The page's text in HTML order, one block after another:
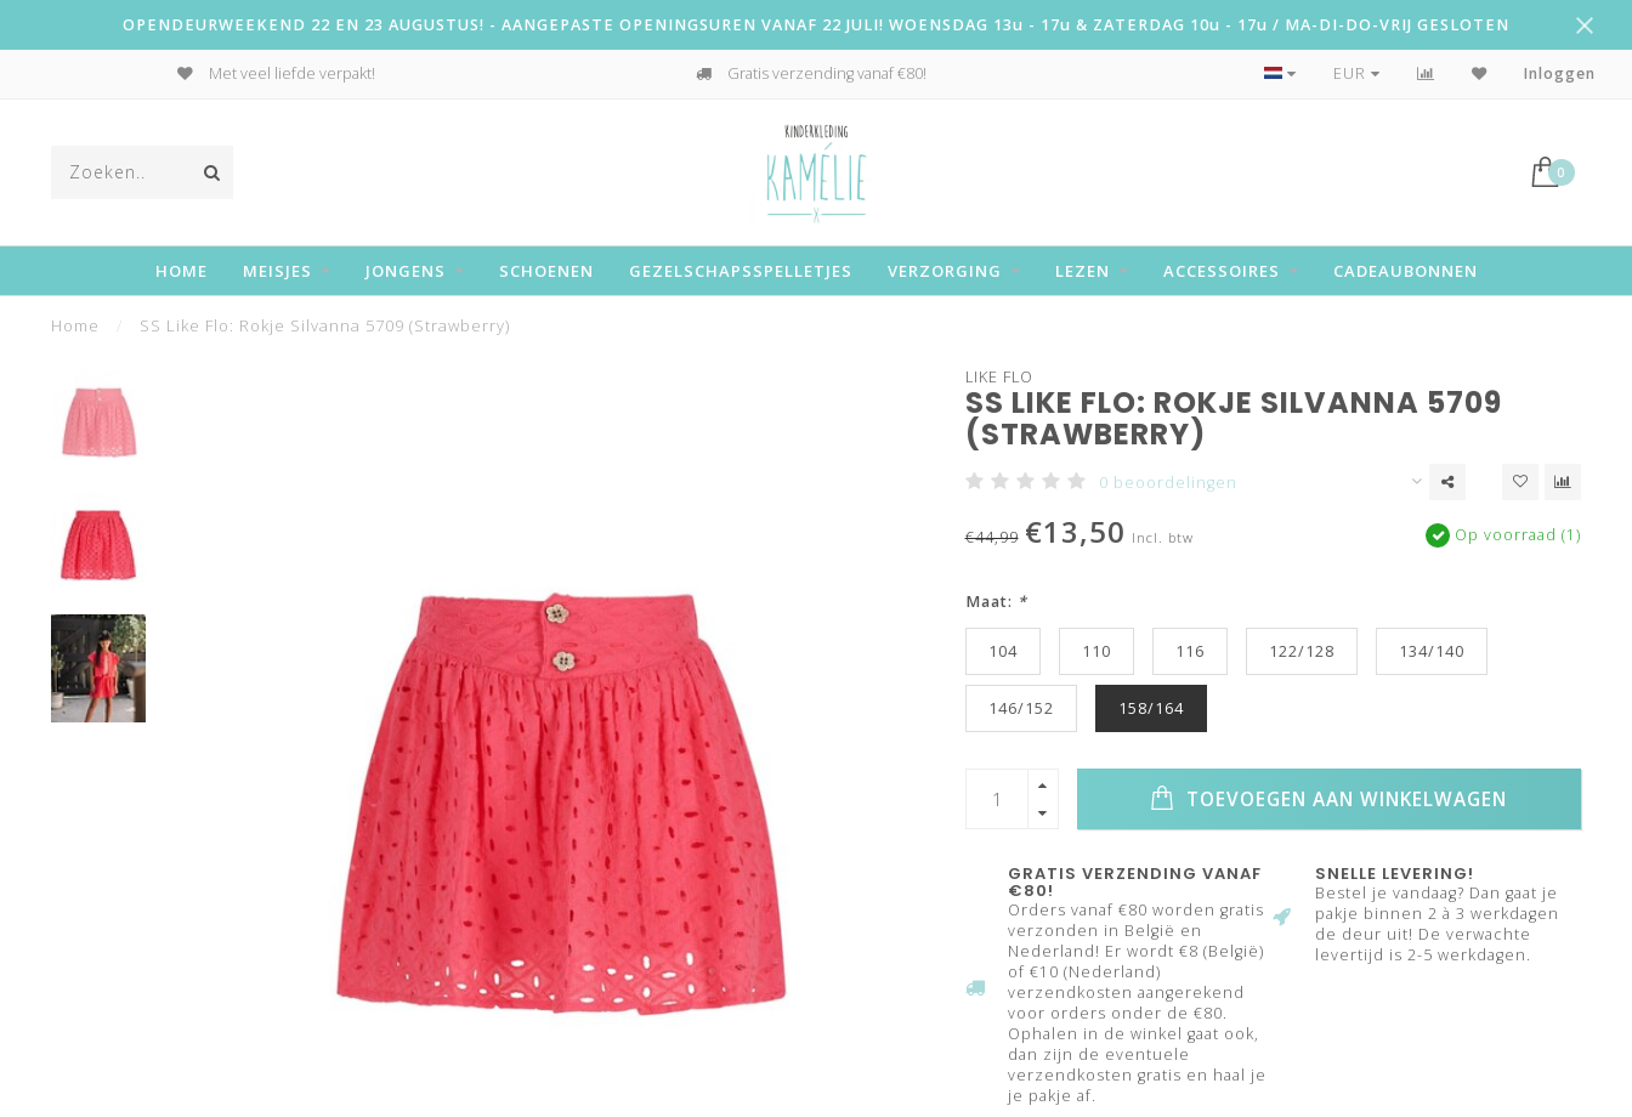
OPENDEURWEEKEND 22 EN 23 AUGUSTUS! - AANGEPASTE OPENINGSUREN VANAF 22 JULI! WOENSDAG 13u - 17u & ZATERDAG 10u - 17u / MA-DI-DO-VRIJ GESLOTEN
Met veel liefde verpakt! Gratis verzending vanaf €80! Snelle levering!
EUR Inloggen
0
HOME MEISJES JONGENS SCHOENEN GEZELSCHAPSSPELLETJES VERZORGING LEZEN ACCESSOIRES CADEAUBONNEN
Home SS Like Flo: Rokje Silvanna 5709 (Strawberry)
LIKE FLO
SS LIKE FLO: ROKJE SILVANNA 5709
(STRAWBERRY)
0 beoordelingen
€44,99 €13,50 Incl. btw Op voorraad (1)
Maat: *
104 110 116 122/128 134/140
146/152 158/164
TOEVOEGEN AAN WINKELWAGEN
GRATIS VERZENDING VANAF
€80!
Orders vanaf €80 worden gratis
verzonden in België en
Nederland! Er wordt €8 (België)
of €10 (Nederland)
verzendkosten aangerekend
voor orders onder de €80.
Ophalen in de winkel gaat ook,
dan zijn de eventuele
verzendkosten gratis en haal je
je pakje af.
SNELLE LEVERING!
Bestel je vandaag? Dan gaat je
pakje binnen 2 à 3 werkdagen
de deur uit! De verwachte
levertijd is 2-5 werkdagen.